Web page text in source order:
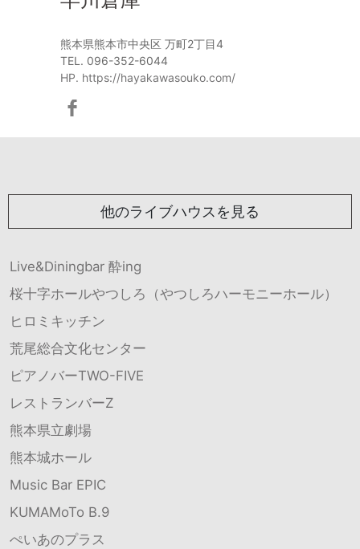
熊本県熊本市中央区 万町2丁目4
TEL. 096-352-6044
HP. https://hayakawasouko.com/
他のライブハウスを見る
Live&Diningbar 酔ing
桜十字ホールやつしろ（やつしろハーモニーホール）
ヒロミキッチン
荒尾総合文化センター
ピアノバーTWO-FIVE
レストランバーZ
熊本県立劇場
熊本城ホール
Music Bar EPIC
KUMAMoTo B.9
ぺいあのプラス